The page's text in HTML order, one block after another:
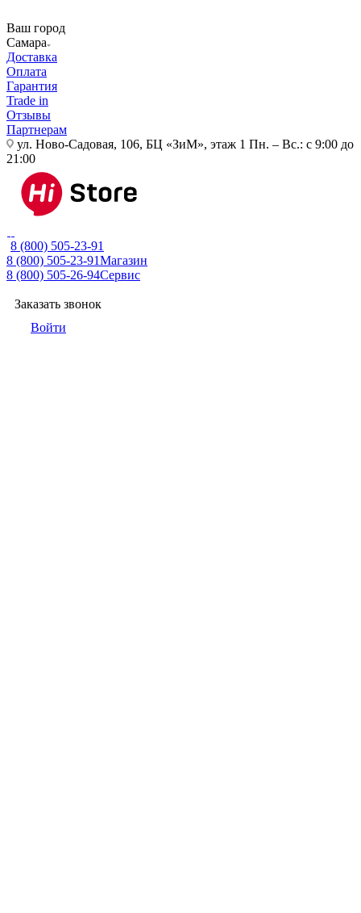
Ваш город
Самара
Доставка
Оплата
Гарантия
Trade in
Отзывы
Партнерам
ул. Ново-Садовая, 106, БЦ «ЗиМ», этаж 1 Пн. – Вс.: с 9:00 до
21:00
8 (800) 505-23-91
8 (800) 505-23-91Магазин
8 (800) 505-26-94Сервис
Заказать звонок
Войти